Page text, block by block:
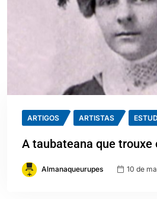
ARTIGOS ARTISTAS
A taubateana que trouxe
Almanaqueurupes 10 de